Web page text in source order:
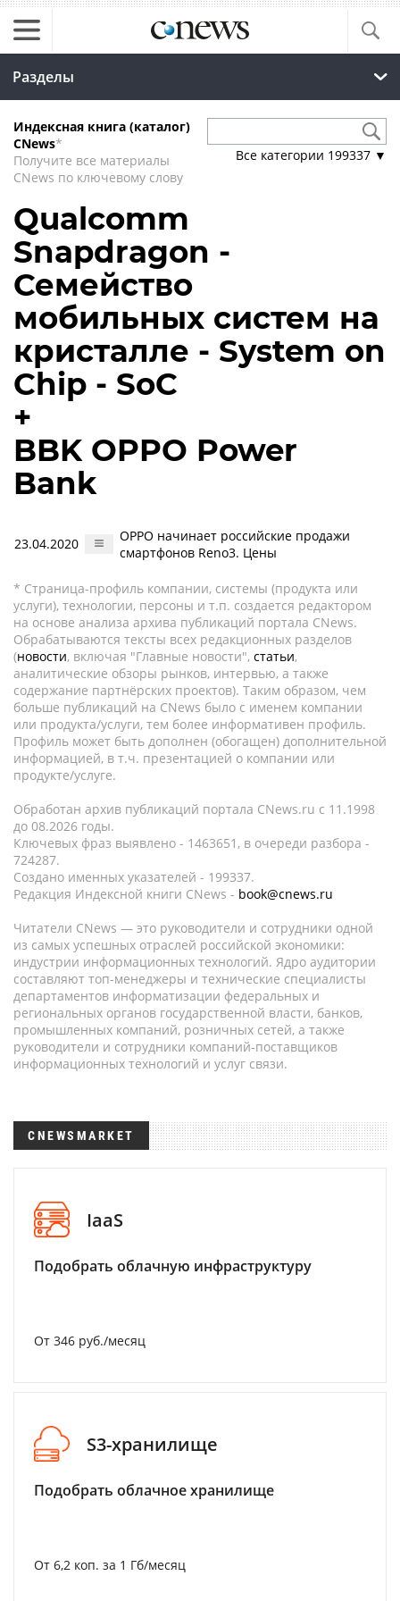
Разделы
Индексная книга (каталог)
CNews*
Получите все материалы
CNews по ключевому слову
Все категории 199337 ▼
Qualcomm
Snapdragon -
Семейство
мобильных систем на
кристалле - System on
Chip - SoC
+
BBK OPPO Power
Bank
23.04.2020
OPPO начинает российские продажи
смартфонов Reno3. Цены
* Страница-профиль компании, системы (продукта или
услуги), технологии, персоны и т.п. создается редактором
на основе анализа архива публикаций портала CNews.
Обрабатываются тексты всех редакционных разделов
(новости, включая "Главные новости", статьи,
аналитические обзоры рынков, интервью, а также
содержание партнёрских проектов). Таким образом, чем
больше публикаций на CNews было с именем компании
или продукта/услуги, тем более информативен профиль.
Профиль может быть дополнен (обогащен) дополнительной
информацией, в т.ч. презентацией о компании или
продукте/услуге.
Обработан архив публикаций портала CNews.ru c 11.1998
до 08.2026 годы.
Ключевых фраз выявлено - 1463651, в очереди разбора -
724287.
Создано именных указателей - 199337.
Редакция Индексной книги CNews - book@cnews.ru
Читатели CNews — это руководители и сотрудники одной
из самых успешных отраслей российской экономики:
индустрии информационных технологий. Ядро аудитории
составляют топ-менеджеры и технические специалисты
департаментов информатизации федеральных и
региональных органов государственной власти, банков,
промышленных компаний, розничных сетей, а также
руководители и сотрудники компаний-поставщиков
информационных технологий и услуг связи.
CNEWSMARKET
IaaS
Подобрать облачную инфраструктуру
От 346 руб./месяц
S3-хранилище
Подобрать облачное хранилище
От 6,2 коп. за 1 Гб/месяц